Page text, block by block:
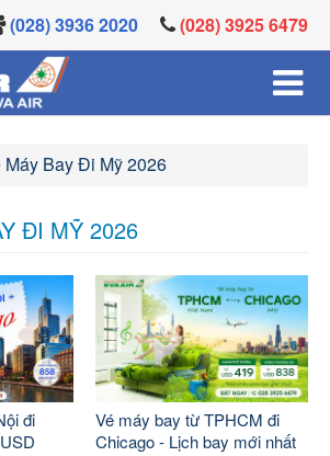
(028) 3936 2020 (028) 3925 6479
Máy Bay Đi Mỹ 2026
ĐI MỸ 2026
đi
Vé máy bay từ TPHCM đi
Chicago - Lịch bay mới nhất